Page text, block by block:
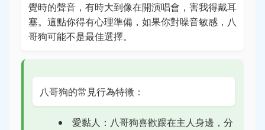
覺時的聲音，有時大到像在開演唱會，害我得戴耳
塞。這點你得有心理準備，如果你對噪音敏感，八
哥狗可能不是最佳選擇。
八哥狗的常見行為特徵：
愛黏人：八哥狗喜歡跟在主人身邊，分